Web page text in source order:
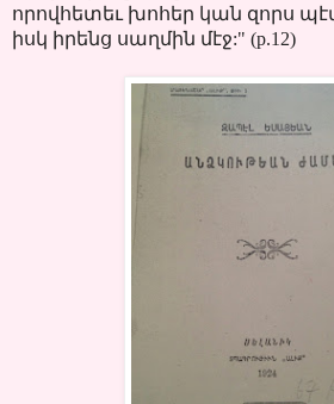
որովհետեւ խոհեր կան զորս
իսկ իրենց սաղմին մէջ:" (p.12)